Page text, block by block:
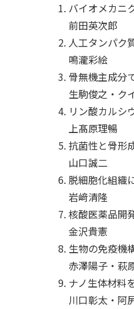
バイオメカニ
前田英次郎
人工タンパク
鳴瀧彩絵
骨無機主成分
生駒俊之・ク
リン酸カルシ
上髙原理暢
抗菌性と骨形
山口誠二
脱細胞化組織
岩﨑清隆
核酸医薬品開
金沢貴憲
生物の免疫機
赤澤陽子・萩
ナノ生体材料
川口彰太・阿